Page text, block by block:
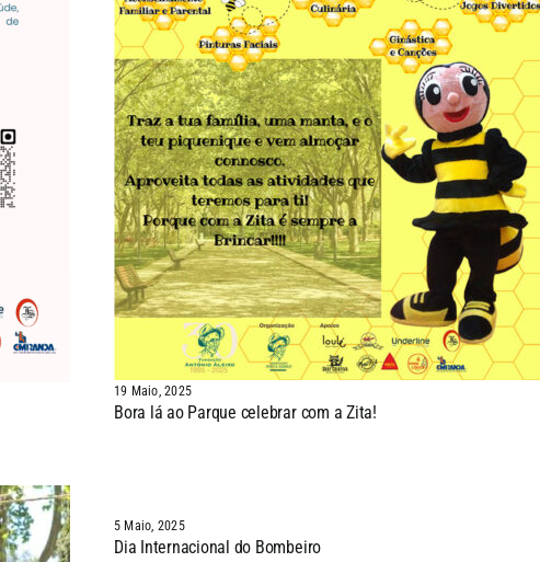
19 Maio, 2025
Bora lá ao Parque celebrar com a Zita!
5 Maio, 2025
Dia Internacional do Bombeiro